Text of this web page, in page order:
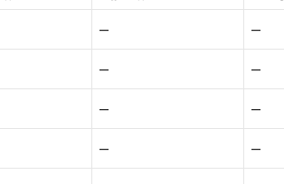
– –
– –
– –
– –